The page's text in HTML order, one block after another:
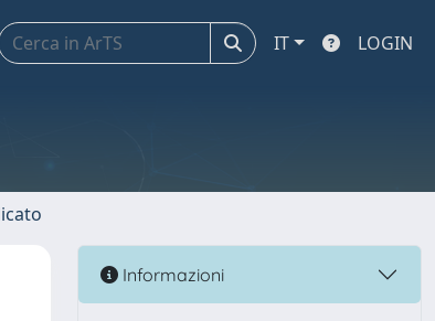
IT LOGIN
Informazioni